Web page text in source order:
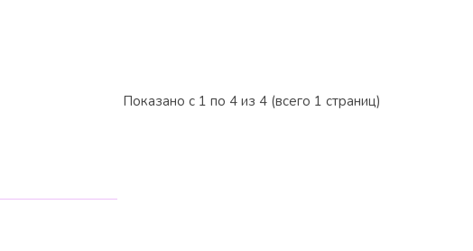
Показано с 1 по 4 из 4 (всего 1 страниц)